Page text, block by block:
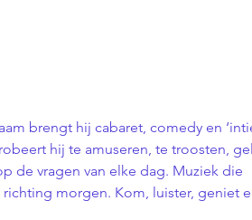
brengt hij cabaret, comedy en
hij te amuseren, te troosten,
de vragen van elke dag. Muziek die
morgen. Kom, luister, geniet